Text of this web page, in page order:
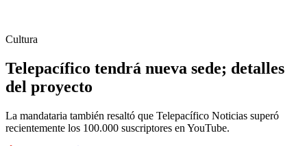
Cultura
Telepacífico tendrá nueva sede; detalles
del proyecto
La mandataria también resaltó que Telepacífico Noticias superó
recientemente los 100.000 suscriptores en YouTube.